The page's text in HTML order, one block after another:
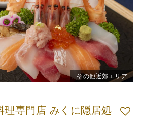
その他近郊エリア
理専門店 みくに隠居処